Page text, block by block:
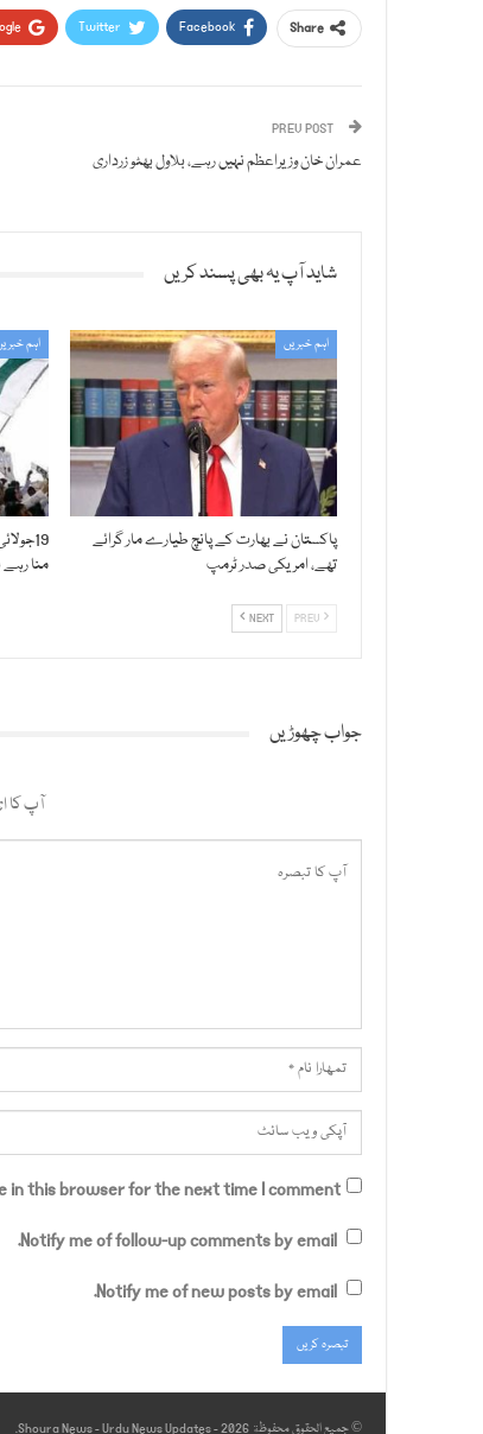
Share
Facebook
Twitter
عمران خان وزیراعظم نہیں رہے، بلاول بھٹو زرداری
شاید آپ یہ بھی پسند کریں
اہم خبریں
پاکستان نے بھارت کے پانچ طیارے مار گرائے
تھے، امریکی صدر ٹرمپ
اہم
منا رہے
NEXT
جواب چھوڑیں
آپ کا
in this browser for the next time I comment.
Notify me of follow-up comments by email.
Notify me of new posts by email.
© جميع الحقوق محفوظة 2026 - Shoura News - Urdu News Updates.